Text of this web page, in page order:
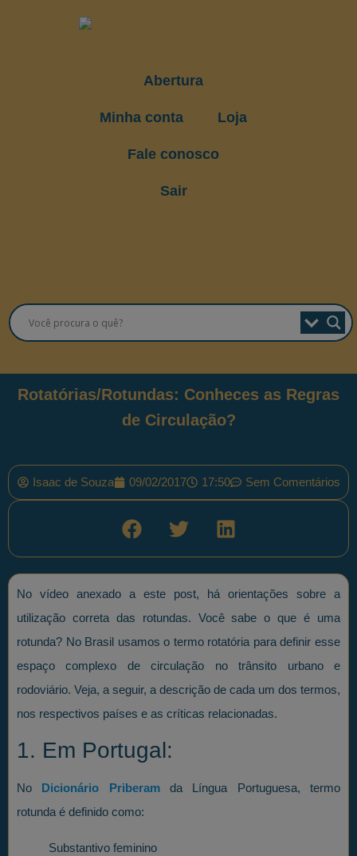
Abertura
Minha conta Loja
Fale conosco
Sair
Rotatórias/Rotundas: Conheces as Regras
de Circulação?
Isaac de Souza 09/02/2017 17:50 Sem Comentários
No vídeo anexado a este post, há orientações sobre a
utilização correta das rotundas. Você sabe o que é uma
rotunda? No Brasil usamos o termo rotatória para definir esse
espaço complexo de circulação no trânsito urbano e
rodoviário. Veja, a seguir, a descrição de cada um dos termos,
nos respectivos países e as críticas relacionadas.
1. Em Portugal:
No Dicionário Priberamda Língua Portuguesa, termo
rotunda é definido como:
Substantivo feminino